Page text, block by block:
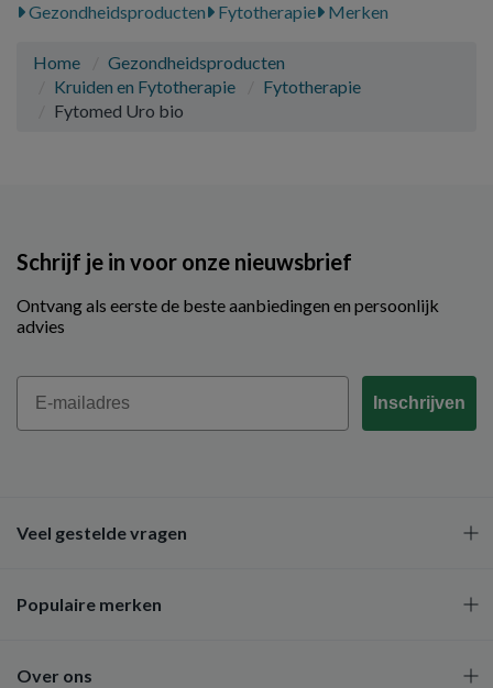
Gezondheidsproducten Fytotherapie Merken
Home
Gezondheidsproducten
Kruiden en Fytotherapie
Fytotherapie
Fytomed Uro bio
Schrijf je in voor onze nieuwsbrief
Ontvang als eerste de beste aanbiedingen en persoonlijk
advies
Email
Inschrijven
Veel gestelde vragen
Populaire merken
Over ons